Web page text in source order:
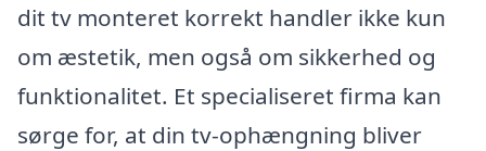
dit tv monteret korrekt handler ikke kun
om æstetik, men også om sikkerhed og
funktionalitet. Et specialiseret firma kan
sørge for, at din tv-ophængning bliver